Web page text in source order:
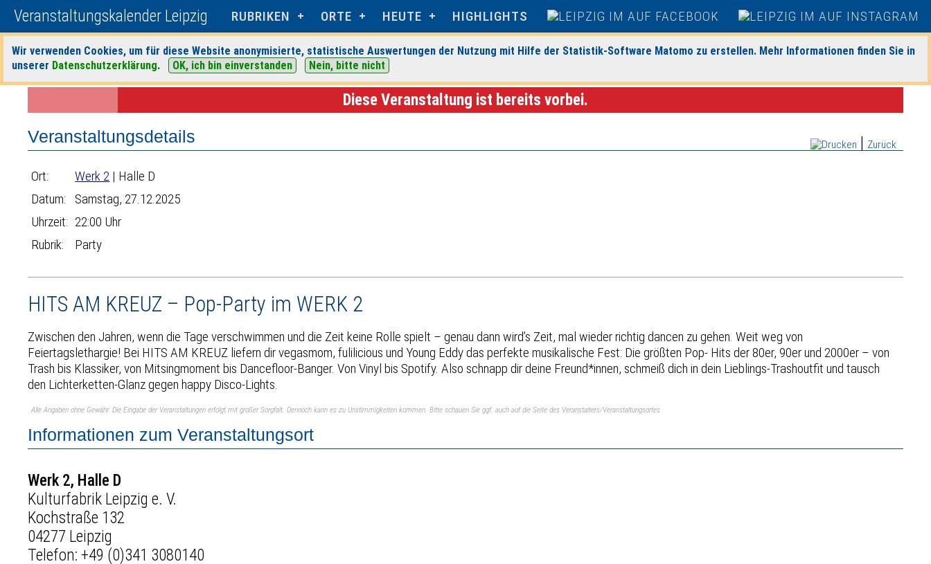
Veranstaltungskalender Leipzig RUBRIKEN ORTE HEUTE HIGHLIGHTS
Wir verwenden Cookies, um für diese Website anonymisierte, statistische Auswertungen der Nutzung mit Hilfe der Statistik-Software Matomo zu erstellen. Mehr Informationen finden Sie in
unserer Datenschutzerklärung. OK, ich bin einverstanden Nein, bitte nicht
Startseite>Veranstaltungen>Suche> Party>Werk 2> Veranstaltungsdetails
Diese Veranstaltung ist bereits vorbei.
Zurück
Veranstaltungsdetails
Ort: Werk 2 | Halle D
Datum:
Samstag, 27.12.2025
Uhrzeit: 22:00 Uhr
Rubrik:
Party
HITS AM KREUZ – Pop-Party im WERK 2
Zwischen den Jahren, wenn die Tage verschwimmen und die Zeit keine Rolle spielt – genau dann wird’s Zeit, mal wieder richtig dancen zu gehen. Weit weg von
Feiertagslethargie! Bei HITS AM KREUZ liefern dir vegasmom, fulilicious und Young Eddy das perfekte musikalische Fest: Die größten Pop- Hits der 80er, 90er und 2000er – von
Trash bis Klassiker, von Mitsingmoment bis Dancefloor-Banger. Von Vinyl bis Spotify. Also schnapp dir deine Freund*innen, schmeiß dich in dein Lieblings-Trashoutfit und tausch
den Lichterketten-Glanz gegen happy Disco-Lights.
Alle Angaben ohne Gewähr. Die Eingabe der Veranstaltungen erfolgt mit großer Sorgfalt. Dennoch kann es zu Unstimmigkeiten kommen. Bitte schauen Sie ggf. auch auf die Seite des Veranstalters/Veranstaltungsortes.
Informationen zum Veranstaltungsort
Werk 2, Halle D
Kulturfabrik Leipzig e. V.
Kochstraße 132
04277 Leipzig
Telefon: +49 (0)341 3080140